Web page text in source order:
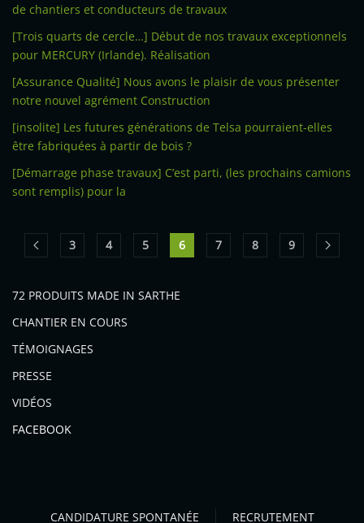
de chantiers et conducteurs de travaux
[Trois quarts de cercle…] Début de nos travaux exceptionnels
pour MERCURY (Irlande). Réalisation
[Assurance Qualité] Nous avons le plaisir de vous présenter
notre nouvel agrément Construction
[insolite] Les futures générations de Telsa pourraient-elles
être fabriquées à partir de bois ?
[Démarrage phase travaux] C’est parti, (les prochains camions
sont remplis) pour la
3 4 5 6 7 8 9
72 PRODUITS MADE IN SARTHE
CHANTIER EN COURS
TÉMOIGNAGES
PRESSE
VIDÉOS
FACEBOOK
CANDIDATURE SPONTANÉE RECRUTEMENT